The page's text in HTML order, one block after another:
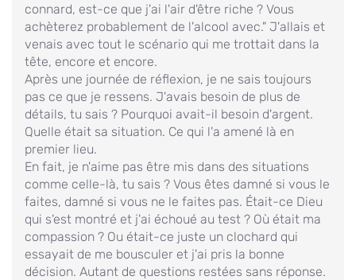
connard, est-ce que j'ai l'air d'être riche ? Vous
achèterez probablement de l'alcool avec." J'allais et
venais avec tout le scénario qui me trottait dans la
tête, encore et encore.
Après une journée de réflexion, je ne sais toujours
pas ce que je ressens. J'avais besoin de plus de
détails, tu sais ? Pourquoi avait-il besoin d'argent.
Quelle était sa situation. Ce qui l'a amené là en
premier lieu.
En fait, je n'aime pas être mis dans des situations
comme celle-là, tu sais ? Vous êtes damné si vous le
faites, damné si vous ne le faites pas. Était-ce Dieu
qui s'est montré et j'ai échoué au test ? Où était ma
compassion ? Ou était-ce juste un clochard qui
essayait de me bousculer et j'ai pris la bonne
décision. Autant de questions restées sans réponse.